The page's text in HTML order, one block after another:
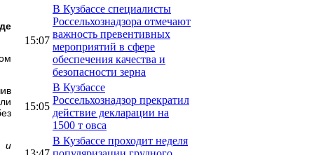
и
15:07
В Кузбассе специалисты
Россельхознадзора отмечают
важность превентивных
мероприятий в сфере
обеспечения качества и
безопасности зерна
15:05
В Кузбассе
Россельхознадзор прекратил
действие декларации на
1500 т овса
В Кузбассе проходит неделя